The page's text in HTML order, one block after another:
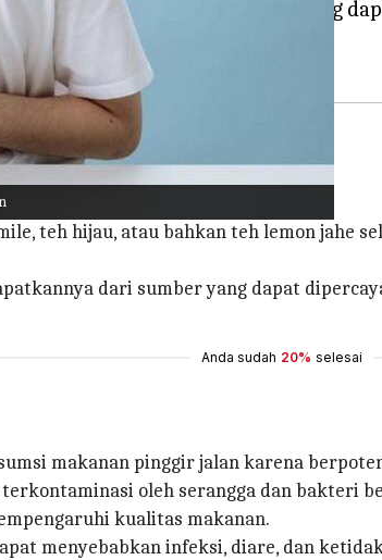
pada sistem pencernaan Anda, yang
dan proses detoksifikasi tubuh.
teh hijau, atau bahkan teh lemon jahe
dari sumber yang dapat
Anda sudah 20% selesai
makanan pinggir jalan karena
oleh serangga dan bakteri
kualitas makanan.
menyebabkan infeksi, diare, dan